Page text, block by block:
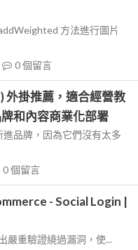
方法進行圖片
0個留言
外掛推薦，適合經營教
和內容商業化部署
品牌，因為它們沒有太多
0個留言
- Social Login |
嚴重驗證繞過漏洞，使...